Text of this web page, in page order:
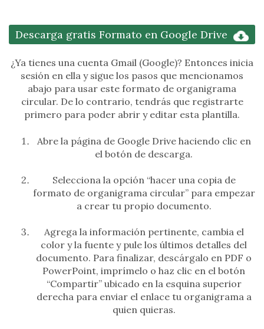
Descarga gratis Formato en Google Drive
¿Ya tienes una cuenta Gmail (Google)? Entonces inicia
sesión en ella y sigue los pasos que mencionamos
abajo para usar este formato de organigrama
circular. De lo contrario, tendrás que registrarte
primero para poder abrir y editar esta plantilla.
Abre la página de Google Drive haciendo clic en
el botón de descarga.
Selecciona la opción “hacer una copia de
formato de organigrama circular” para empezar
a crear tu propio documento.
Agrega la información pertinente, cambia el
color y la fuente y pule los últimos detalles del
documento. Para finalizar, descárgalo en PDF o
PowerPoint, imprímelo o haz clic en el botón
“Compartir” ubicado en la esquina superior
derecha para enviar el enlace tu organigrama a
quien quieras.